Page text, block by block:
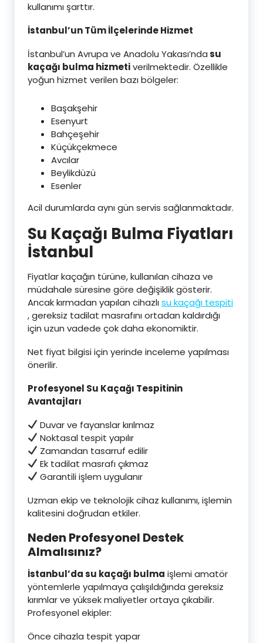
kullanımı şarttır.
İstanbul’un Tüm İlçelerinde Hizmet
İstanbul’un Avrupa ve Anadolu Yakası’ndasu
kaçağı bulma hizmetiverilmektedir. Özellikle
yoğun hizmet verilen bazı bölgeler:
Başakşehir
Esenyurt
Bahçeşehir
Küçükçekmece
Avcılar
Beylikdüzü
Esenler
Acil durumlarda aynı gün servis sağlanmaktadır.
Su Kaçağı Bulma Fiyatları
İstanbul
Fiyatlar kaçağın türüne, kullanılan cihaza ve
müdahale süresine göre değişiklik gösterir.
Ancak kırmadan yapılan cihazlısu kaçağı tespiti
, gereksiz tadilat masrafını ortadan kaldırdığı
için uzun vadede çok daha ekonomiktir.
Net fiyat bilgisi için yerinde inceleme yapılması
önerilir.
Profesyonel Su Kaçağı Tespitinin
Avantajları
Duvar ve fayanslar kırılmaz
Noktasal tespit yapılır
Zamandan tasarruf edilir
Ek tadilat masrafı çıkmaz
Garantili işlem uygulanır
Uzman ekip ve teknolojik cihaz kullanımı, işlemin
kalitesini doğrudan etkiler.
Neden Profesyonel Destek
Almalısınız?
İstanbul’da su kaçağı bulma işlemi amatör
yöntemlerle yapılmaya çalışıldığında gereksiz
kırımlar ve yüksek maliyetler ortaya çıkabilir.
Profesyonel ekipler:
Önce cihazla tespit yapar